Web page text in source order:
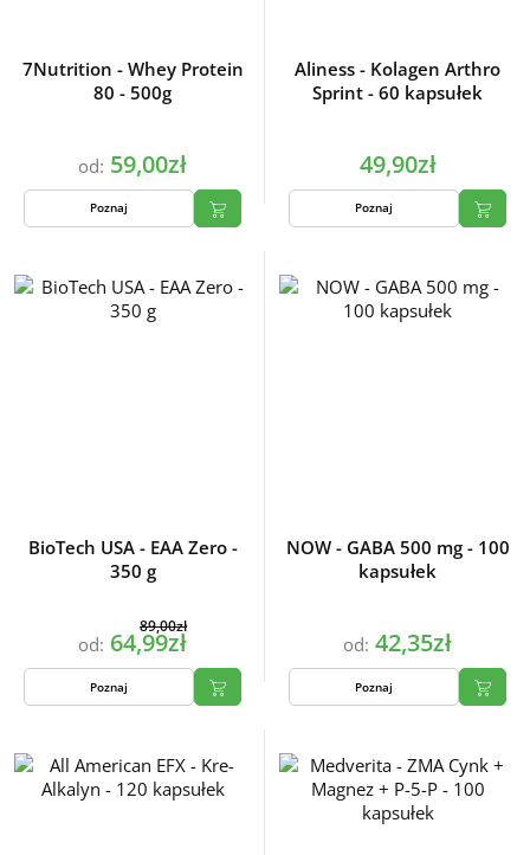
7Nutrition - Whey Protein
80 - 500g
od: 59,00zł
Poznaj
Aliness - Kolagen Arthro
Sprint - 60 kapsułek
49,90zł
Poznaj
BioTech USA - EAA Zero -
350 g
od:
89,00zł
64,99zł
Poznaj
NOW - GABA 500 mg - 100
kapsułek
od: 42,35zł
Poznaj